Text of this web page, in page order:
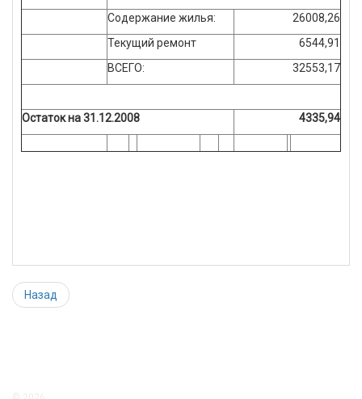
Содержание жилья:
26008,26
Текущий ремонт
6544,91
ВСЕГО:
32553,17
Остаток на 31.12.2008 4335,94
Назад